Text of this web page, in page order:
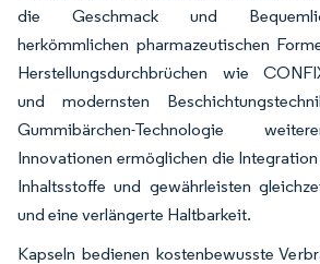
die Geschmack und
herkömmlichen pharmazeutischen
Herstellungsdurchbrüchen wie
und modernsten
Gummibärchen-Technologie
Innovationen ermöglichen die
Inhaltsstoffe und gewährleisten
und eine verlängerte Haltbarkeit.
Kapseln bedienen kostenbewusste